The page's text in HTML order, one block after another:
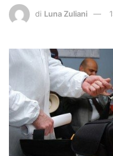
di Luna Zuliani